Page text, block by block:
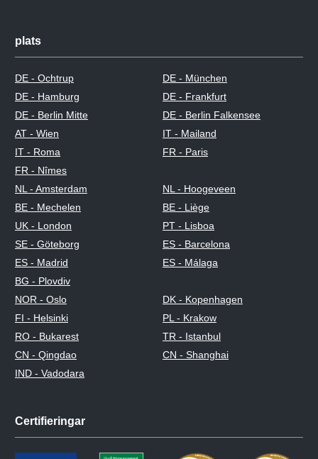
plats
DE - Ochtrup
DE - München
DE - Hamburg
DE - Frankfurt
DE - Berlin Mitte
DE - Berlin Falkensee
AT - Wien
IT - Mailand
IT - Roma
FR - Paris
FR - Nîmes
NL - Amsterdam
NL - Hoogeveen
BE - Mechelen
BE - Liège
UK - London
PT - Lisboa
SE - Göteborg
ES - Barcelona
ES - Madrid
ES - Málaga
BG - Plovdiv
NOR - Oslo
DK - Kopenhagen
FI - Helsinki
PL - Krakow
RO - Bukarest
TR - Istanbul
CN - Qingdao
CN - Shanghai
IND - Vadodara
Certifieringar